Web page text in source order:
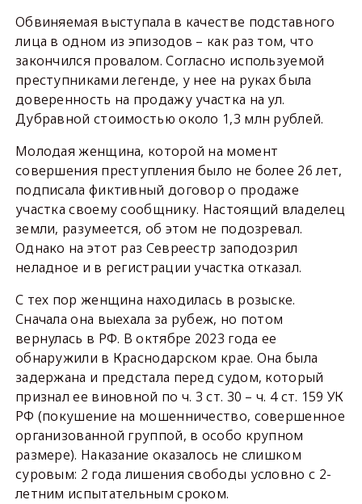
Обвиняемая выступала в качестве подставного
лица в одном из эпизодов – как раз том, что
закончился провалом. Согласно используемой
преступниками легенде, у нее на руках была
доверенность на продажу участка на ул.
Дубравной стоимостью около 1,3 млн рублей.
Молодая женщина, которой на момент
совершения преступления было не более 26 лет,
подписала фиктивный договор о продаже
участка своему сообщнику. Настоящий владелец
земли, разумеется, об этом не подозревал.
Однако на этот раз Севреестр заподозрил
неладное и в регистрации участка отказал.
С тех пор женщина находилась в розыске.
Сначала она выехала за рубеж, но потом
вернулась в РФ. В октябре 2023 года ее
обнаружили в Краснодарском крае. Она была
задержана и предстала перед судом, который
признал ее виновной по ч. 3 ст. 30 – ч. 4 ст. 159 УК
РФ (покушение на мошенничество, совершенное
организованной группой, в особо крупном
размере). Наказание оказалось не слишком
суровым: 2 года лишения свободы условно с 2-
летним испытательным сроком.